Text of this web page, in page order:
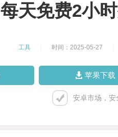
每天免费2小
工具 时间：2025-05-27
苹果下载
安卓市场，安